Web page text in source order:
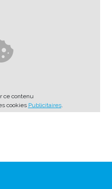
ce contenu
cookies Publicitaires.